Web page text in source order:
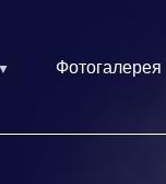
Фотогалерея